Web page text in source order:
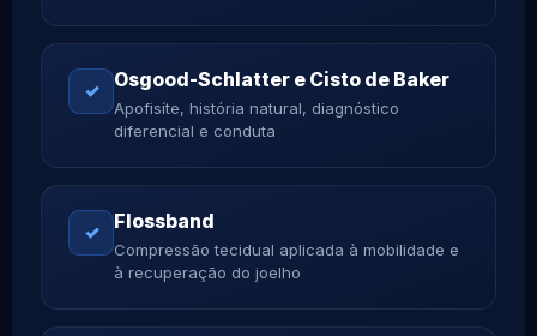
✓ Osgood-Schlatter e Cisto de Baker
Apofisíte, história natural, diagnóstico
diferencial e conduta
✓ Flossband
Compressão tecidual aplicada à mobilidade e
à recuperação do joelho